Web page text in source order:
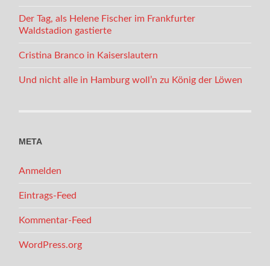
Der Tag, als Helene Fischer im Frankfurter
Waldstadion gastierte
Cristina Branco in Kaiserslautern
Und nicht alle in Hamburg woll’n zu König der Löwen
META
Anmelden
Eintrags-Feed
Kommentar-Feed
WordPress.org